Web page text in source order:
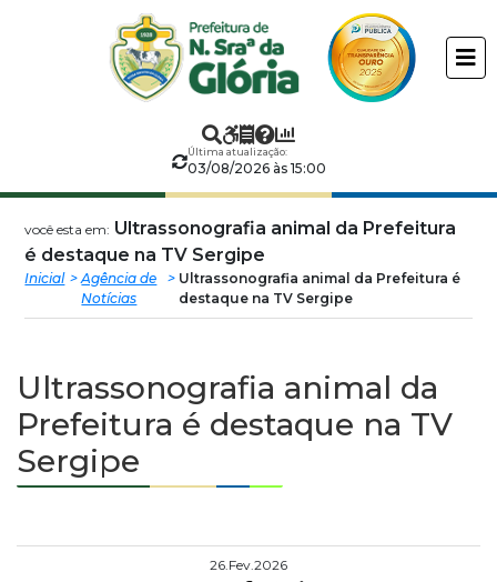
Prefeitura
Municipal
Nossa
Senhora
da
Última atualização:
03/08/2026 às 15:00
você esta em: Ultrassonografia animal da Prefeitura
é destaque na TV Sergipe
Inicial
Agência de
Notícias
Ultrassonografia animal da Prefeitura é
destaque na TV Sergipe
Ultrassonografia animal da
Prefeitura é destaque na TV
Sergipe
26.Fev.2026